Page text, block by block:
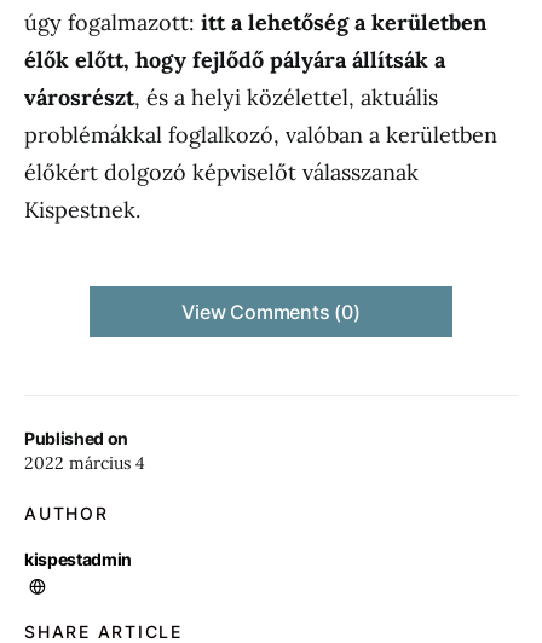
Published on
2022 március 4
AUTHOR
kispestadmin
SHARE ARTICLE
úgy fogalmazott: itt a lehetőség a kerületben
élők előtt, hogy fejlődő pályára állítsák a
városrészt, és a helyi közélettel, aktuális
problémákkal foglalkozó, valóban a kerületben
élőkért dolgozó képviselőt válasszanak
Kispestnek.
View Comments (0)